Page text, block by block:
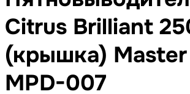
Citrus Brilliant
(крышка)
MPD-007